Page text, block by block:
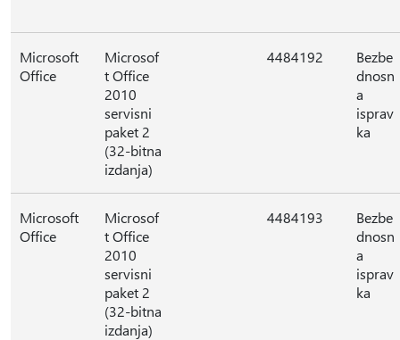
Microsoft
Office
Microsof
t Office
2010
servisni
paket 2
(32-bitna
izdanja)
4484192
Bezbe
dnosn
a
isprav
ka
Microsoft
Office
Microsof
t Office
2010
servisni
paket 2
(32-bitna
izdanja)
4484193
Bezbe
dnosn
a
isprav
ka